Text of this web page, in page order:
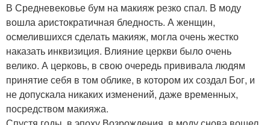
В Средневековье бум на макияж резко спал. В моду
вошла аристократичная бледность. А женщин,
осмелившихся сделать макияж, могла очень жестко
наказать инквизиция. Влияние церкви было очень
велико. А церковь, в свою очередь прививала людям
принятие себя в том облике, в котором их создал Бог, и
не допускала никаких изменений, даже временных,
посредством макияжа.